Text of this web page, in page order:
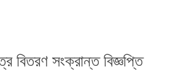
বিতরণ সংক্রান্ত বিজ্ঞপ্তি